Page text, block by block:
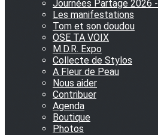
Journées Partage 2026
Les manifestations
Tom et son doudou
OSE TA VOIX
M.D.R. Expo
Collecte de Stylos
A Fleur de Peau
Nous aider
Contribuer
Agenda
Boutique
Photos